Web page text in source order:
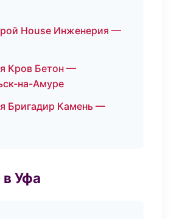
House Инженерия —
Кров Бетон —
на-Амуре
Бригадир Камень —
Уфа